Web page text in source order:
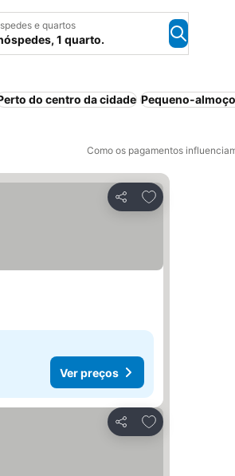
e quartos
1 quarto.
do centro da cidade Pequeno-
Como os pagamentos
Partilhar
Adicionar aos
Ver preços
Partilhar
Adicionar aos